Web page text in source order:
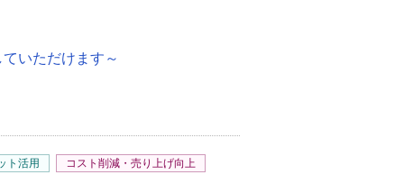
いただけます～
ト活用
コスト削減・売り上げ向上